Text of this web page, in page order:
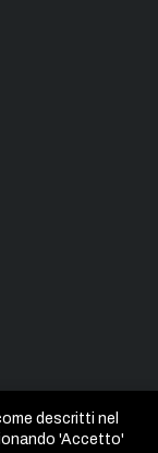
i marchi, loghi e
descritti nel
'Accetto'